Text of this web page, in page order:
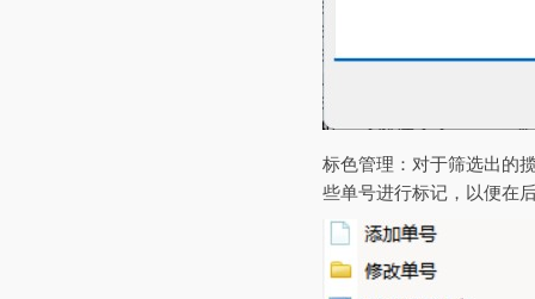
标色管理‌：对于筛选出的
些单号进行标记，以便在